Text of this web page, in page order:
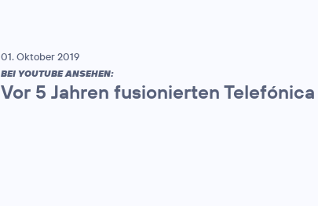
01. Oktober 2019
BEI YOUTUBE ANSEHEN:
Vor 5 Jahren fusionierten